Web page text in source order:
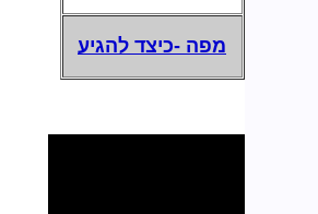
מפה -כיצד להגיע